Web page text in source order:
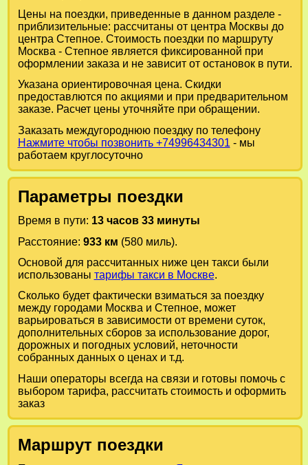
Цены на поездки, приведенные в данном разделе -
приблизительные: рассчитаны от центра Москвы до
центра Степное. Стоимость поездки по маршруту
Москва - Степное является фиксированной при
оформлении заказа и не зависит от остановок в пути.
Указана ориентировочная цена. Скидки
предоставлются по акциями и при предварительном
заказе. Расчет цены уточняйте при обращении.
Заказать междугороднюю поездку по телефону
Нажмите чтобы позвонить +74996434301 - мы
работаем круглосуточно
Параметры поездки
Время в пути: 13 часов 33 минуты
Расстояние: 933 км (580 миль).
Основой для рассчитанных ниже цен такси были
использованы тарифы такси в Москве.
Сколько будет фактически взиматься за поездку
между городами Москваи Степное, может
варьироваться в зависимости от времени суток,
дополнительных сборов за использование дорог,
дорожных и погодных условий, неточности
собранных данных о ценах и т.д.
Наши операторы всегда на связи и готовы помочь с
выбором тарифа, рассчитать стоимость и оформить
заказ
Маршрут поездки